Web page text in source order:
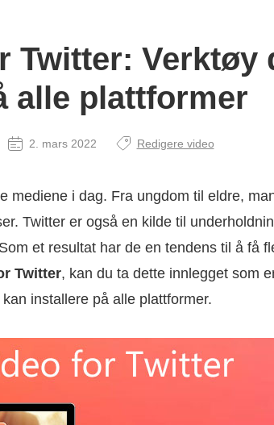
Twitter: Verktøy
alle plattformer
2. mars 2022 Redigere video
mediene i dag. Fra ungdom til eldre,
Twitter er også en kilde til
et resultat har de en tendens til å få
Twitter, kan du ta dette innlegget som
installere på alle plattformer.